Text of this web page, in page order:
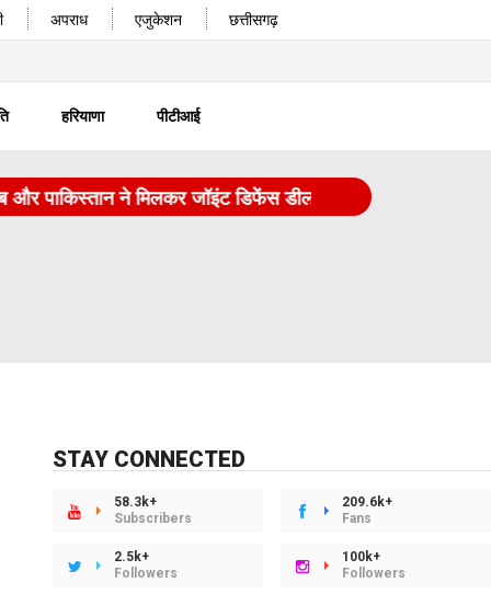
अपराध एजुकेशन छत्तीसगढ़
हरियाणा पीटीआई
ने मिलकर जॉइंट डिफेंस डील पर साइन किए
STAY CONNECTED
58.3k+
Subscribers
209.6k+
Fans
2.5k+
Followers
100k+
Followers